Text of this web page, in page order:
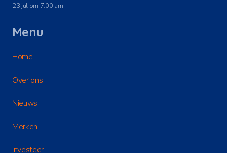
23 jul om 7:00 am
Menu
Home
Over ons
Nieuws
Merken
Investeer